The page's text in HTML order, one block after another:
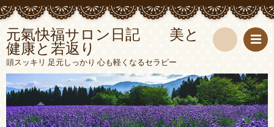
元氣快福サロン日記 美と
健康と若返り
頭スッキリ 足元しっかり 心も軽くなるセラピー
索